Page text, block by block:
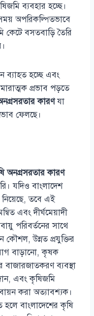
ব্যবহার হচ্ছে।
অপরিকল্পিতভাবে
কেটে বসতবাড়ি তৈরি
ব্যাহত হচ্ছে এবং
প্রভাব পড়তে
কারণযা
ফেলছে।
অনগ্রসরতার কারণ
যদিও বাংলাদেশ
নিয়েছে, তবে এই
এবং দীর্ঘমেয়াদী
পরিবর্তনের সাথে
উন্নত প্রযুক্তির
বাড়ানো, কৃষক
বাজারজাতকরণ ব্যবস্থা
এবং কৃষিজমি
করা অত্যাবশ্যক।
হলে বাংলাদেশের কৃষি